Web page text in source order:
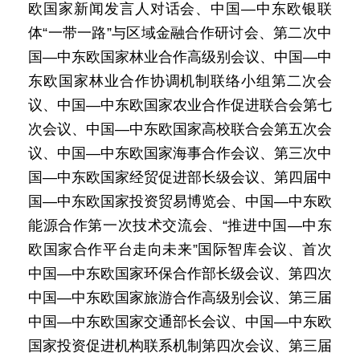
欧国家新闻发言人对话会、中国—中东欧银联
体“一带一路”与区域金融合作研讨会、第二次中
国—中东欧国家林业合作高级别会议、中国—中
东欧国家林业合作协调机制联络小组第二次会
议、中国—中东欧国家农业合作促进联合会第七
次会议、中国—中东欧国家高校联合会第五次会
议、中国—中东欧国家海事合作会议、第三次中
国—中东欧国家经贸促进部长级会议、第四届中
国—中东欧国家投资贸易博览会、中国—中东欧
能源合作第一次技术交流会、“推进中国—中东
欧国家合作平台走向未来”国际智库会议、首次
中国—中东欧国家环保合作部长级会议、第四次
中国—中东欧国家旅游合作高级别会议、第三届
中国—中东欧国家交通部长会议、中国—中东欧
国家投资促进机构联系机制第四次会议、第三届